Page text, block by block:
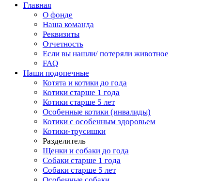
Главная
О фонде
Наша команда
Реквизиты
Отчетность
Если вы нашли/ потеряли животное
FAQ
Наши подопечные
Котята и котики до года
Котики старше 1 года
Котики старше 5 лет
Особенные котики (инвалиды)
Котики с особенным здоровьем
Котики-трусишки
Разделитель
Щенки и собаки до года
Собаки старше 1 года
Собаки старше 5 лет